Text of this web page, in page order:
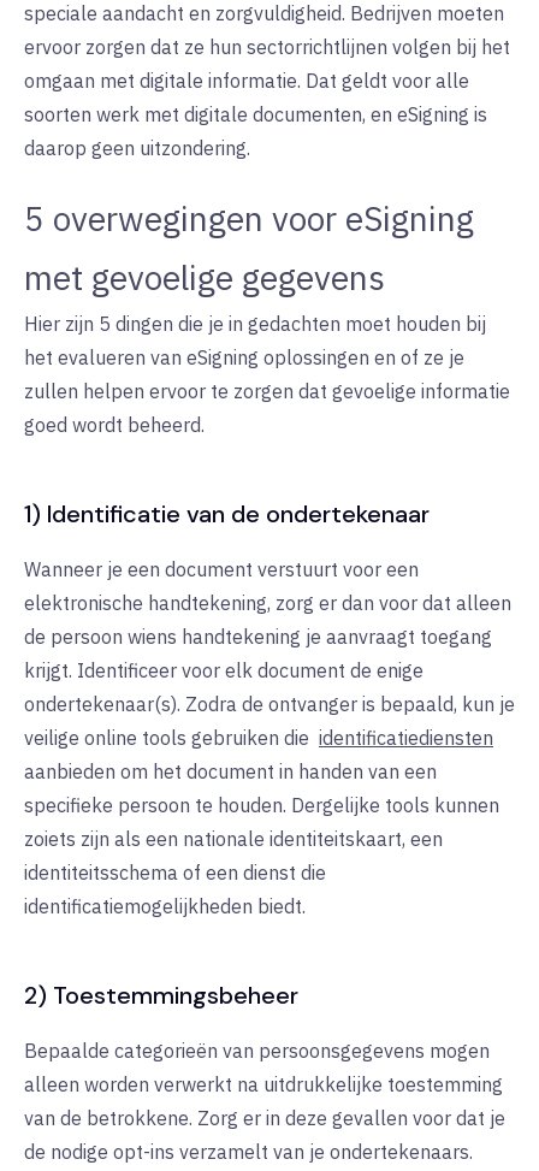
speciale aandacht en zorgvuldigheid. Bedrijven moeten
ervoor zorgen dat ze hun sectorrichtlijnen volgen bij het
omgaan met digitale informatie. Dat geldt voor alle
soorten werk met digitale documenten, en eSigning is
daarop geen uitzondering.
5 overwegingen voor eSigning
met gevoelige gegevens
Hier zijn 5 dingen die je in gedachten moet houden bij
het evalueren van eSigning oplossingen en of ze je
zullen helpen ervoor te zorgen dat gevoelige informatie
goed wordt beheerd.
1) Identificatie van de ondertekenaar
Wanneer je een document verstuurt voor een
elektronische handtekening, zorg er dan voor dat alleen
de persoon wiens handtekening je aanvraagt toegang
krijgt. Identificeer voor elk document de enige
ondertekenaar(s). Zodra de ontvanger is bepaald, kun je
veilige online tools gebruiken die identificatiediensten
aanbieden om het document in handen van een
specifieke persoon te houden. Dergelijke tools kunnen
zoiets zijn als een nationale identiteitskaart, een
identiteitsschema of een dienst die
identificatiemogelijkheden biedt.
2) Toestemmingsbeheer
Bepaalde categorieën van persoonsgegevens mogen
alleen worden verwerkt na uitdrukkelijke toestemming
van de betrokkene. Zorg er in deze gevallen voor dat je
de nodige opt-ins verzamelt van je ondertekenaars.